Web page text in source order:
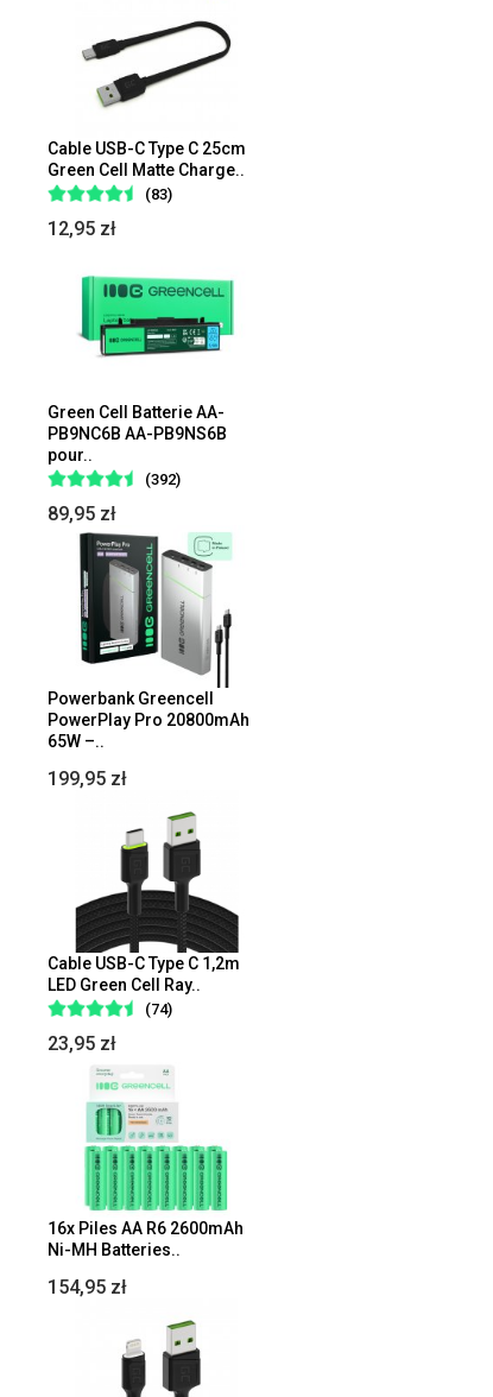
Cable USB-C Type C 25cm
Green Cell Matte Charge..
(83)
12,95 zł
Green Cell Batterie AA-
PB9NC6B AA-PB9NS6B
pour..
(392)
89,95 zł
Powerbank Greencell
PowerPlay Pro 20800mAh
65W –..
199,95 zł
Cable USB-C Type C 1,2m
LED Green Cell Ray..
(74)
23,95 zł
16x Piles AA R6 2600mAh
Ni-MH Batteries..
154,95 zł